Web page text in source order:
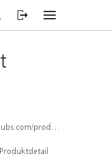
index/isin/CH1580904220
Produktdetail